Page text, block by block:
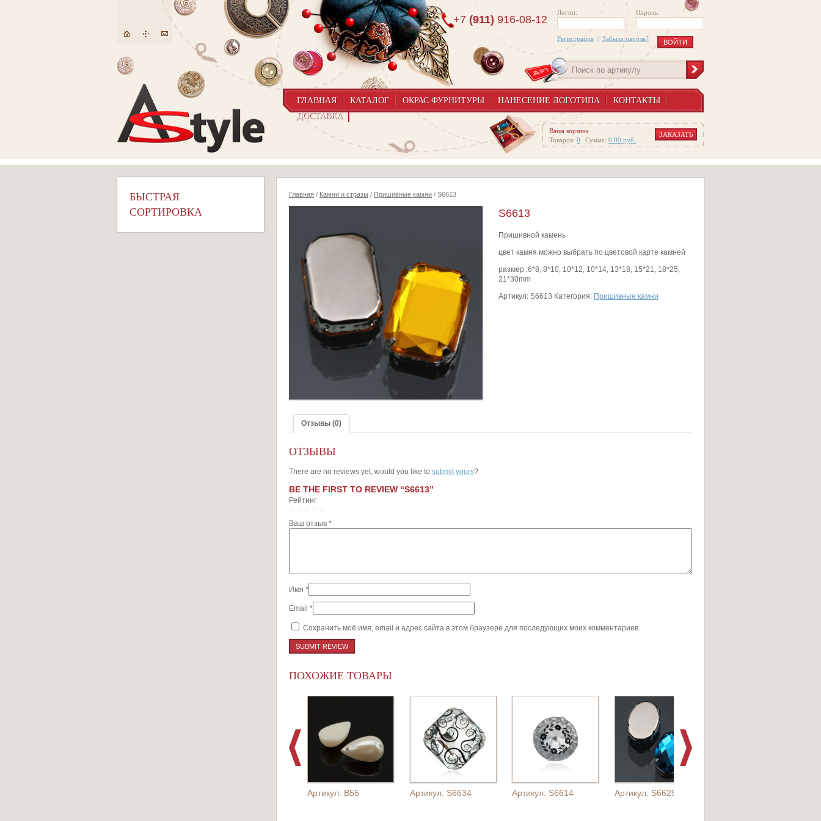
Логин: Пароль:
Регистрация | Забыли пароль?
+7 (911) 916-08-12
ГЛАВНАЯ КАТАЛОГ ОКРАС ФУРНИТУРЫ НАНЕСЕНИЕ ЛОГОТИПА
КОНТАКТЫ
ДОСТАВКА
Ваша корзина
Товаров: 0 Сумма: 0.00 руб.
ЗАКАЗАТЬ
БЫСТРАЯ
СОРТИРОВКА
Главная / Камни и стразы / Пришивные камни / S6613
S6613
Пришивной камень
цвет камня можно выбрать по цветовой карте камней
размер :6*8, 8*10, 10*12, 10*14, 13*18, 15*21, 18*25,
21*30mm
Артикул:S6613 Категория: Пришивные камни
Отзывы (0)
ОТЗЫВЫ
There are no reviews yet, would you like to submit yours?
BE THE FIRST TO REVIEW “S6613”
Рейтинг
Ваш отзыв *
Имя *
Email *
Сохранить моё имя, email и адрес сайта в этом браузере для последующих моих комментариев.
ПОХОЖИЕ ТОВАРЫ
Артикул: B55 Артикул: S6634 Артикул: S6614 Артикул: S6629